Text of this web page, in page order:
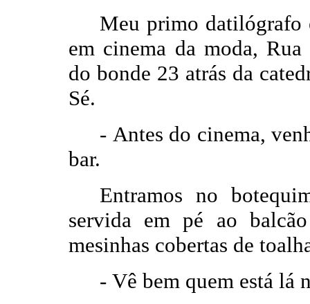
Meu primo datilógrafo
em cinema da moda,
do bonde 23 atrás da
Sé.
- Antes do cinema,
bar.
Entramos no
servida em pé ao
mesinhas cobertas de
- Vê bem quem está lá